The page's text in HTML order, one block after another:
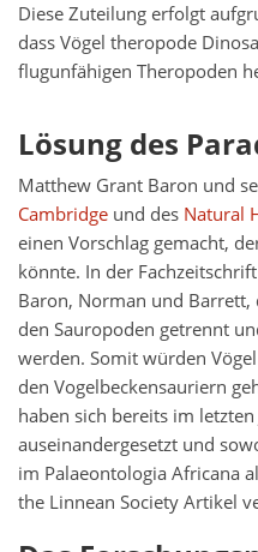
Diese Zuteilung erfolgt
dass Vögel theropode
flugunfähigen Theropoden
Lösung des
Matthew Grant Baron und
Cambridge und des Natural
einen Vorschlag gemacht,
könnte. In der Fachzeitschrift
Baron, Norman und
den Sauropoden getrennt
werden. Somit würden
den Vogelbeckensauriern
haben sich bereits im
auseinandergesetzt und
im Palaeontologia Africana
the Linnean Society Artikel